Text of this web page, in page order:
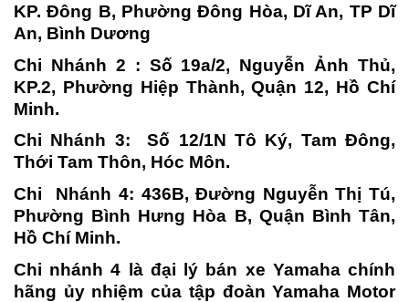
KP. Đông B, Phường Đông Hòa, Dĩ An, TP Dĩ
An, Bình Dương
Chi Nhánh 2 : Số 19a/2, Nguyễn Ảnh Thủ,
KP.2, Phường Hiệp Thành, Quận 12, Hồ Chí
Minh.
Chi Nhánh 3: Số 12/1N Tô Ký, Tam Đông,
Thới Tam Thôn, Hóc Môn.
Chi Nhánh 4: 436B, Đường Nguyễn Thị Tú,
Phường Bình Hưng Hòa B, Quận Bình Tân,
Hồ Chí Minh.
Chi nhánh 4 là đại lý bán xe Yamaha chính
hãng ủy nhiệm của tập đoàn Yamaha Motor